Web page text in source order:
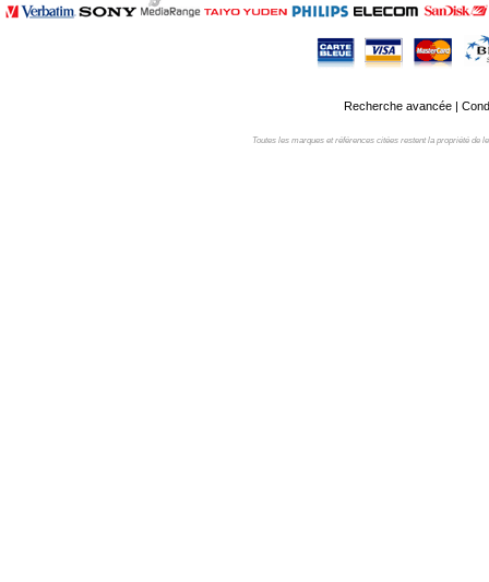
Recherche avancée|
Toutes les marques et références citées restent la propriété de